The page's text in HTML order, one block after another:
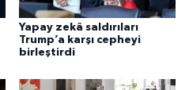
Yapay zekâ saldırıları
Trump’a karşı cepheyi
birleştirdi